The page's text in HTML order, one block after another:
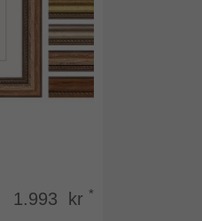
1.993 kr *